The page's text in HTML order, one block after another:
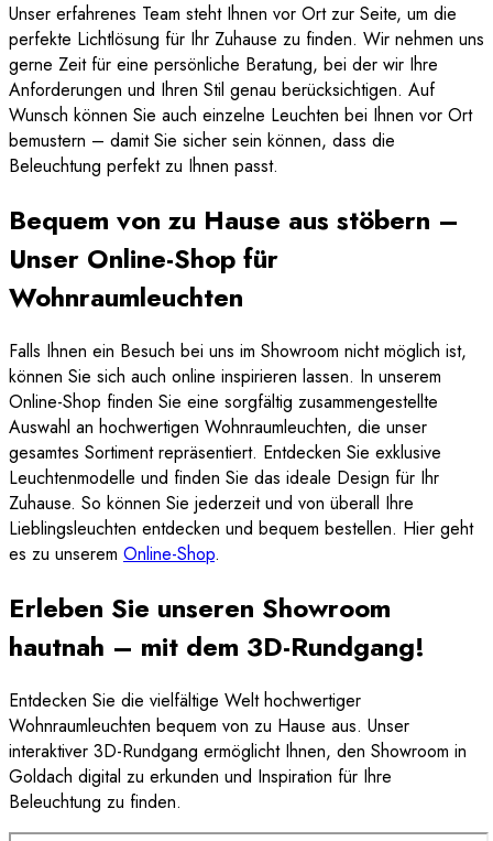
Unser erfahrenes Team steht Ihnen vor Ort zur Seite, um die
perfekte Lichtlösung für Ihr Zuhause zu finden. Wir nehmen uns
gerne Zeit für eine persönliche Beratung, bei der wir Ihre
Anforderungen und Ihren Stil genau berücksichtigen. Auf
Wunsch können Sie auch einzelne Leuchten bei Ihnen vor Ort
bemustern – damit Sie sicher sein können, dass die
Beleuchtung perfekt zu Ihnen passt.
Bequem von zu Hause aus stöbern –
Unser Online-Shop für
Wohnraumleuchten
Falls Ihnen ein Besuch bei uns im Showroom nicht möglich ist,
können Sie sich auch online inspirieren lassen. In unserem
Online-Shop finden Sie eine sorgfältig zusammengestellte
Auswahl an hochwertigen Wohnraumleuchten, die unser
gesamtes Sortiment repräsentiert. Entdecken Sie exklusive
Leuchtenmodelle und finden Sie das ideale Design für Ihr
Zuhause. So können Sie jederzeit und von überall Ihre
Lieblingsleuchten entdecken und bequem bestellen. Hier geht
es zu unserem Online-Shop.
Erleben Sie unseren Showroom
hautnah – mit dem 3D-Rundgang!
Entdecken Sie die vielfältige Welt hochwertiger
Wohnraumleuchten bequem von zu Hause aus. Unser
interaktiver 3D-Rundgang ermöglicht Ihnen, den Showroom in
Goldach digital zu erkunden und Inspiration für Ihre
Beleuchtung zu finden.